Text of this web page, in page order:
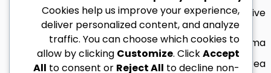
Secția FAQ 2) Servicii de suport tehnic 3) Chat live.
Prin intermediul acestor canale li se asigură o gama
larga de informații care vor contribui la ameliorarea
Cookies help us improve your experience,
deliver personalized content, and analyze
traffic. You can choose which cookies to
allow by clicking Customize. ClickAccept
All to consent or Reject All to decline non-